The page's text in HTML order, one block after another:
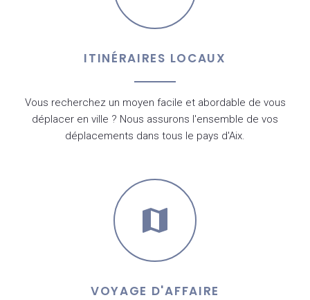
ITINÉRAIRES LOCAUX
Vous recherchez un moyen facile et abordable de vous
déplacer en ville ? Nous assurons l'ensemble de vos
déplacements dans tous le pays d'Aix.
VOYAGE D'AFFAIRE